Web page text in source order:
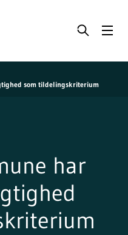
som tildelingskriterium
har